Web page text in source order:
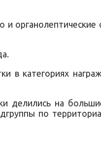
органолептические
в категориях
делились на
по